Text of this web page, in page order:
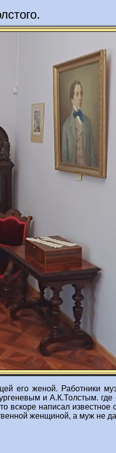
его женой. Работники
и А.К.Толстым. где
вскоре написал
женщиной, а муж не